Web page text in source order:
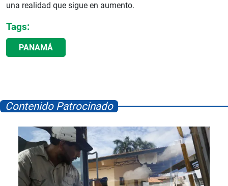
una realidad que sigue en aumento.
Tags:
PANAMÁ
Contenido Patrocinado